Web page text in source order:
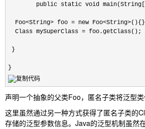
public static void
Foo<String> foo = new
  Class mySuperClass = foo.getClass();
}
}
声明一个抽象的父类Foo，匿名子类将泛型
这里虽然通过另一种方式获得了匿名子类的
存储的泛型参数信息。Java的泛型机制虽然